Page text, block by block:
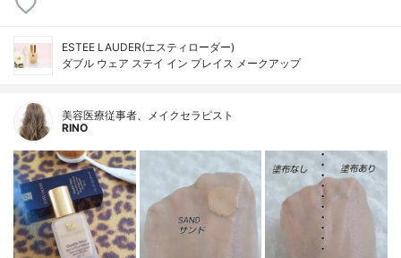
ESTEE LAUDER(エスティローダー)
ダブル ウェア ステイ イン プレイス メークアップ
美容医療従事者、メイクセラピスト
RINO